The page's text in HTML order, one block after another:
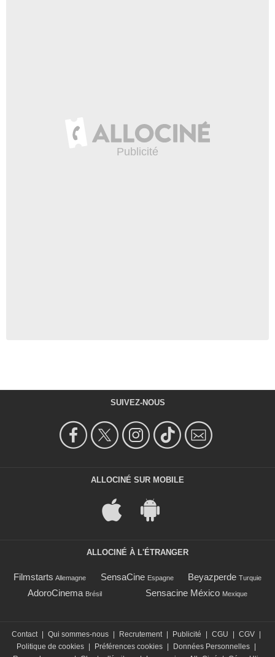
SUIVEZ-NOUS
ALLOCINÉ SUR MOBILE
ALLOCINÉ À L'ÉTRANGER
Filmstarts Allemagne SensaCine Espagne Beyazperde Turquie
AdoroCinema Brésil Sensacine México Mexique
Contact Qui sommes-nous Recrutement Publicité CGU CGV
Politique de cookies
Préférences cookies Données Personnelles